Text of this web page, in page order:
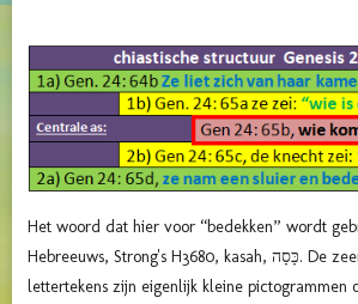
Het woord dat hier voor “bedekken” wordt
Hebreeuws, Strong's H3680, kasah, כָּסָה. De zeer oude Hebreeuwse
lettertekens zijn eigenlijk kleine pictogrammen